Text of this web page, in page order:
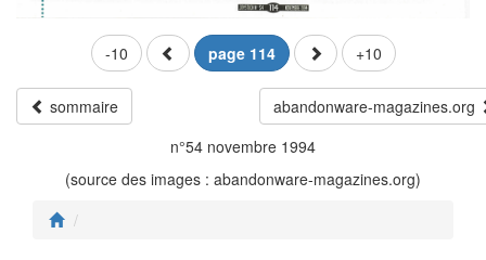
-10 page 114 +10
sommaire
abandonware-magazines.org
n°54 novembre 1994
(source des images : abandonware-magazines.org)